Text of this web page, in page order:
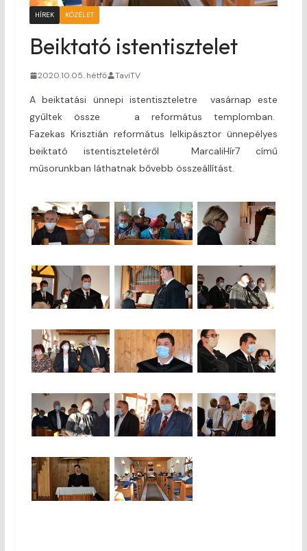
HÍREK KÖZÉLET
Beiktató istentisztelet
2020.10.05. hétfő TaviTV
A beiktatási ünnepi istentiszteletre vasárnap este
gyűltek össze a református templomban.
Fazekas Krisztián református lelkipásztor ünnepélyes
beiktató istentiszteletéről MarcaliHír7 című
műsorunkban láthatnak bővebb összeállítást.